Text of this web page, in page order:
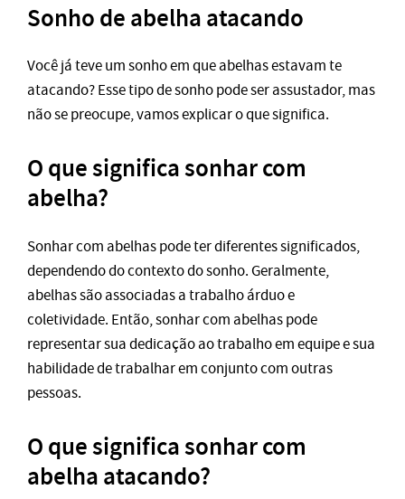
Sonho de abelha atacando
Você já teve um sonho em que abelhas estavam te
atacando? Esse tipo de sonho pode ser assustador, mas
não se preocupe, vamos explicar o que significa.
O que significa sonhar com
abelha?
Sonhar com abelhas pode ter diferentes significados,
dependendo do contexto do sonho. Geralmente,
abelhas são associadas a trabalho árduo e
coletividade. Então, sonhar com abelhas pode
representar sua dedicação ao trabalho em equipe e sua
habilidade de trabalhar em conjunto com outras
pessoas.
O que significa sonhar com
abelha atacando?